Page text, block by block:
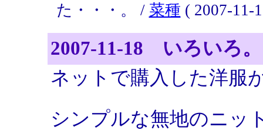
た・・・。 / 菜種 ( 2007-11-
2007-11-18 いろいろ。
ネットで購入した洋服
シンプルな無地のニッ